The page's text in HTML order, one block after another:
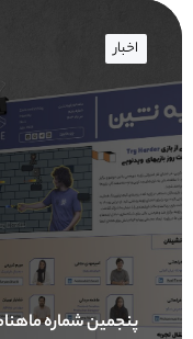
اخبار
پنجمین شماره